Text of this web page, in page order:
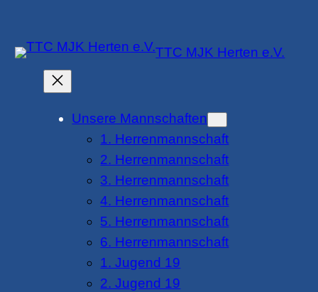
springen
TTC MJK Herten e.V.
Unsere Mannschaften
1. Herrenmannschaft
2. Herrenmannschaft
3. Herrenmannschaft
4. Herrenmannschaft
5. Herrenmannschaft
6. Herrenmannschaft
1. Jugend 19
2. Jugend 19